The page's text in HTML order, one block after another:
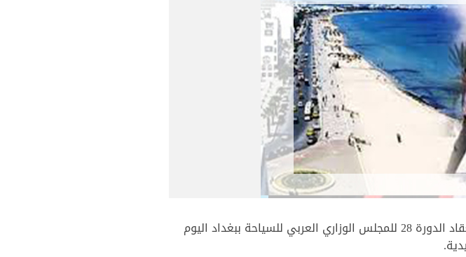
تم انتخاب تونس عاصمة للسياحة العربية لسنة 2027، بمناسبة انعقاد الدورة 28 للمجلس الوزاري العربي للسياحة ببغداد اليوم